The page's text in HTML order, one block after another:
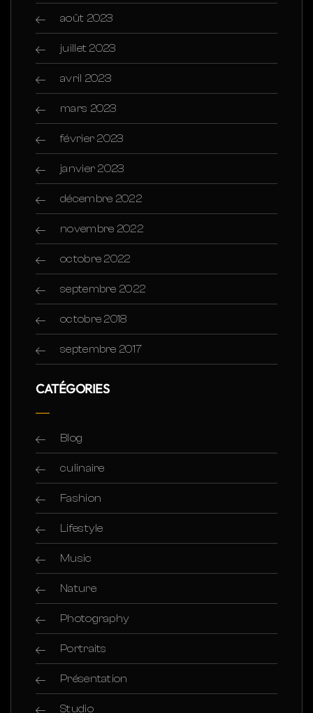
août 2023
juillet 2023
avril 2023
mars 2023
février 2023
janvier 2023
décembre 2022
novembre 2022
octobre 2022
septembre 2022
octobre 2018
septembre 2017
CATÉGORIES
Blog
culinaire
Fashion
Lifestyle
Music
Nature
Photography
Portraits
Présentation
Studio